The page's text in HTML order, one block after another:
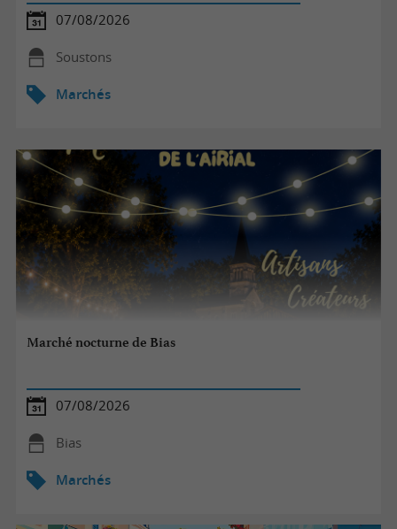
07/08/2026
Soustons
Marchés
Marché nocturne de Bias
07/08/2026
Bias
Marchés